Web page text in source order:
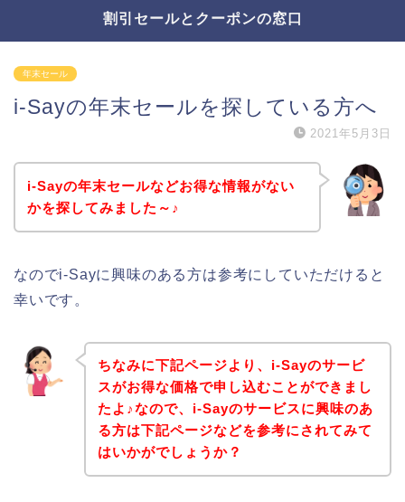
割引セールとクーポンの窓口
年末セール
i-Sayの年末セールを探している方へ
2021年5月3日
i-Sayの年末セールなどお得な情報がない
かを探してみました～♪
なのでi-Sayに興味のある方は参考にしていただけると
幸いです。
ちなみに下記ページより、i-Sayのサービ
スがお得な価格で申し込むことができまし
たよ♪なので、i-Sayのサービスに興味のあ
る方は下記ページなどを参考にされてみて
はいかがでしょうか？